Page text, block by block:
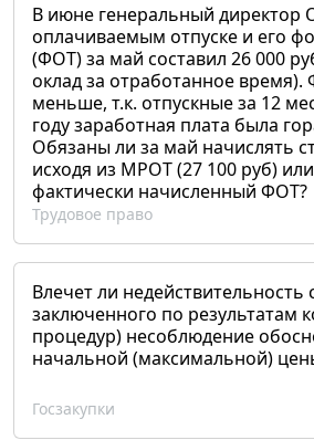
В июне генеральный директор
оплачиваемым отпуске и его
(ФОТ) за май составил 26 000
оклад за отработанное время).
меньше, т.к. отпускные за 12
году заработная плата была
Обязаны ли за май начислять
исходя из МРОТ (27 100 руб)
фактически начисленный ФОТ?
Трудовое право
Влечет ли недействительность
заключенного по результатам
процедур) несоблюдение
начальной (максимальной)
Госзакупки